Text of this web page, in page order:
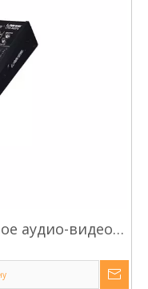
аудио-видео